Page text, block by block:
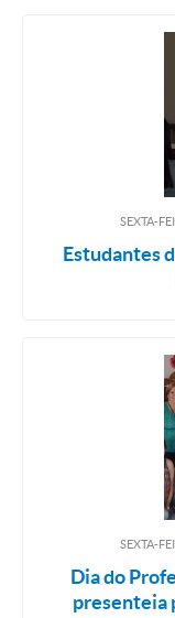
SEXTA-
Estudantes
SEXTA-
Dia do
presenteia